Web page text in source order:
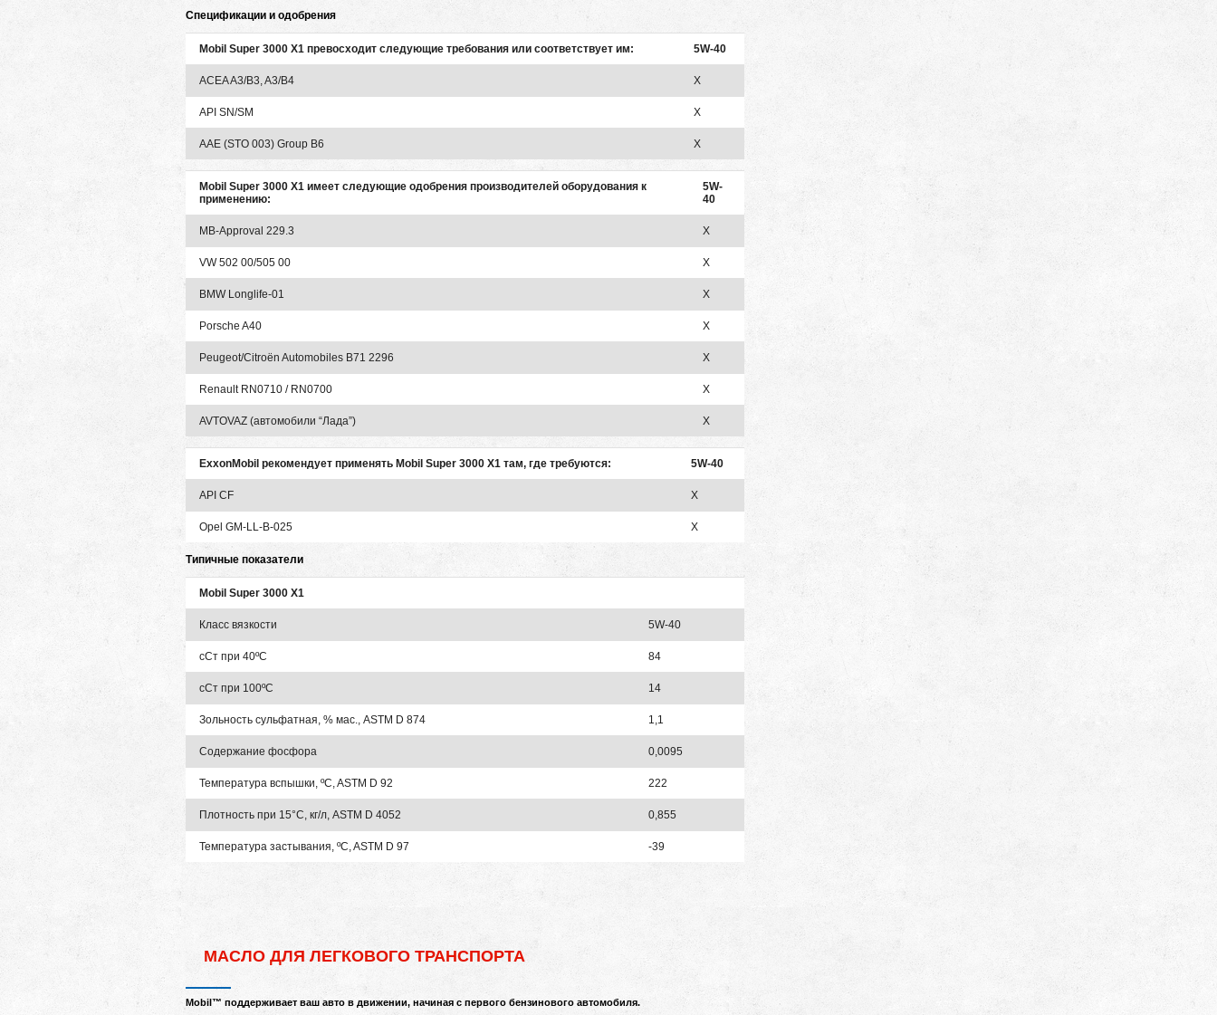
Спецификации и одобрения
Mobil Super 3000 X1 превосходит следующие требования или соответствует им: 5W-40
ACEA A3/B3, A3/B4 X
API SN/SM X
AAE (STO 003) Group B6 X
Mobil Super 3000 X1 имеет следующие одобрения производителей оборудования к
применению:
5W-
40
MB-Approval 229.3 X
VW 502 00/505 00 X
BMW Longlife-01 X
Porsche A40 X
Peugeot/Citroën Automobiles B71 2296 X
Renault RN0710 / RN0700 X
AVTOVAZ (автомобили “Лада”) X
ExxonMobil рекомендует применять Mobil Super 3000 X1 там, где требуются: 5W-40
API CF X
Opel GM-LL-B-025 X
Типичные показатели
Mobil Super 3000 X1
Класс вязкости 5W-40
сСт при 40ºC 84
сСт при 100ºC 14
Зольность сульфатная, % мас., ASTM D 874 1,1
Содержание фосфора 0,0095
Температура вспышки, ºC, ASTM D 92 222
Плотность при 15°C, кг/л, ASTM D 4052 0,855
Температура застывания, ºC, ASTM D 97 -39
МАСЛО ДЛЯ ЛЕГКОВОГО ТРАНСПОРТА
Mobil™ поддерживает ваш авто в движении, начиная с первого бензинового автомобиля.